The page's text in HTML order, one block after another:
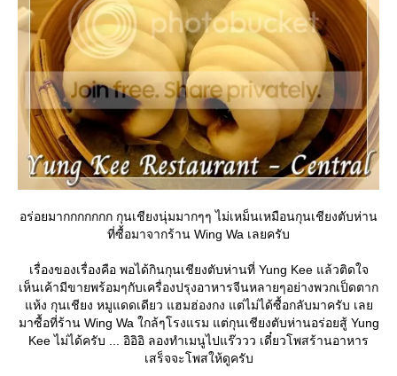
อร่อยมากกกกกกก กุนเชียงนุ่มมากๆๆ ไม่เหม็นเหมือนกุนเชียงตับห่าน
ที่ซื้อมาจากร้าน Wing Wa เลยครับ
เรื่องของเรื่องคือ พอได้กินกุนเชียงตับห่านที่ Yung Kee แล้วติดใจ
เห็นเค้ามีขายพร้อมๆกับเครื่องปรุงอาหารจีนหลายๆอย่างพวกเป็ดตาก
ห้ง กุนเชียง หมูแดดเดียว แฮมฮ่องกง แต่ไม่ได้ซื้อกลับมาครับ เล
มาซื้อที่ร้าน Wing Wa ใกล้ๆโรงแรม แต่กุนเชียงตับห่านอร่อยสู้ Yung
Kee ไม่ได้ครับ ... อิอิอิ ลองทำเมนูไปแร๊ววว เดี๋ยวโพสร้านอาหาร
เสร็จจะโพสให้ดูครับ